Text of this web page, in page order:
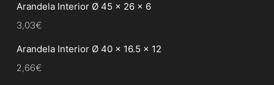
Arandela Interior Ø 45 x 26 x 6
3,03€
Arandela Interior Ø 40 x 16.5 x 12
2,66€